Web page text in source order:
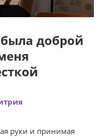
доброй
руки и принимая